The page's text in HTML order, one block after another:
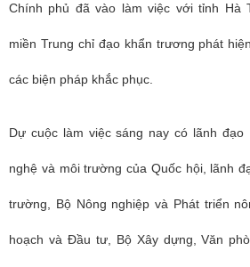
Chính phủ đã vào làm việc với tỉnh Hà
miền Trung chỉ đạo khẩn trương phát
các biện pháp khắc phục.
Dự cuộc làm việc sáng nay có lãnh đạo
nghệ và môi trường của Quốc hội, lãnh
trường, Bộ Nông nghiệp và Phát triển
hoạch và Đầu tư, Bộ Xây dựng, Văn